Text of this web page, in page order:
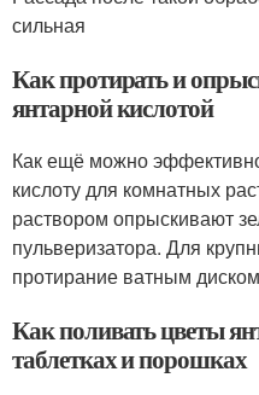
сильная
Как протирать и
янтарной кислотой
Как ещё можно
кислоту для комнатных
раствором опрыскивают
пульверизатора. Для
протирание ватным
Как поливать цветы
таблетках и порошках